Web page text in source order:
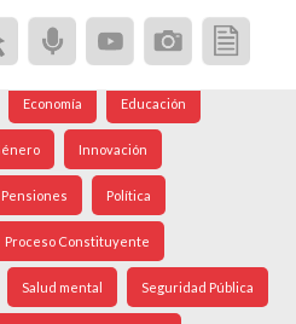
Social Democracia
Economía Educación
Innovación
Pensiones Política
Proceso Constituyente
Salud mental Seguridad Pública